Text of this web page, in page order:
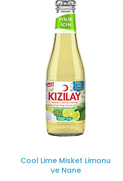
Cool Lime Misket Limonu
ve Nane